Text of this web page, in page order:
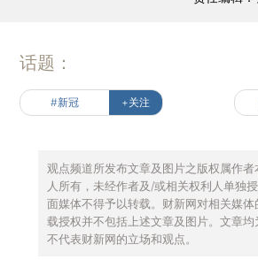
话题：
#新冠 +关注
观点频道所发布文章及图片之版权属作
人所有，未经作者及/或相关权利人单独
面媒体不得予以转载。财新网对相关媒
载授权并不包括上述文章及图片。文章均
不代表财新网的立场和观点。